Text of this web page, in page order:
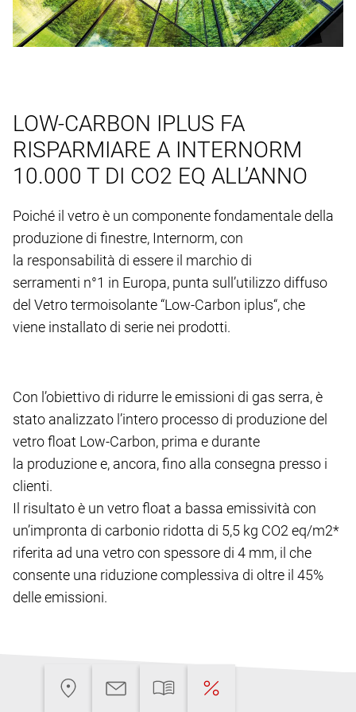
LOW-CARBON IPLUS FA
RISPARMIARE A INTERNORM
10.000 T DI CO2 EQ ALL’ANNO
Poiché il vetro è un componente fondamentale della
produzione di finestre, Internorm, con
la responsabilità di essere il marchio di
serramenti n°1 in Europa, punta sull’utilizzo diffuso
del Vetro termoisolante “Low-Carbon iplus“, che
viene installato di serie nei prodotti.
Con l’obiettivo di ridurre le emissioni di gas serra, è
stato analizzato l’intero processo di produzione del
vetro float Low-Carbon, prima e durante
la produzione e, ancora, fino alla consegna presso i
clienti.
Il risultato è un vetro float a bassa emissività con
un’impronta di carbonio ridotta di 5,5 kg CO2 eq/m2*
riferita ad una vetro con spessore di 4 mm, il che
consente una riduzione complessiva di oltre il 45%
delle emissioni.